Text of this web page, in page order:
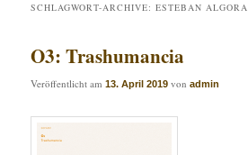
SCHLAGWORT-ARCHIVE:ESTEBAN ALGORA
O3: Trashumancia
Veröffentlicht am13. April 2019 vonadmin